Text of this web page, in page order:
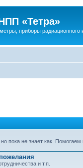
«Тетра»
приборы радиационного
пока не знает как. Помогаем
и т.п.